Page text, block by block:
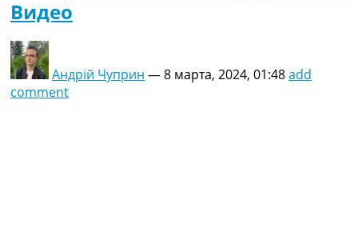
Видео
Андрій Чуприн —8 марта, 2024, 01:48add
comment